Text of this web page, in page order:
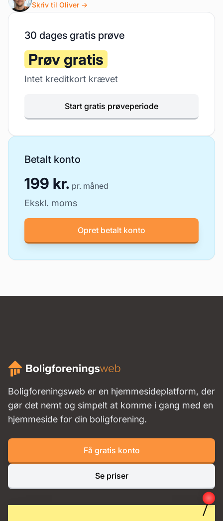
Skriv til Oliver →
30 dages gratis prøve
Prøv gratis
Intet kreditkort krævet
Start gratis prøveperiode
Betalt konto
199 kr. pr. måned
Ekskl. moms
Opret betalt konto
Boligforeningsweb er en hjemmesideplatform, der
gør det nemt og simpelt at komme i gang med en
hjemmeside for din boligforening.
Få gratis konto
Se priser